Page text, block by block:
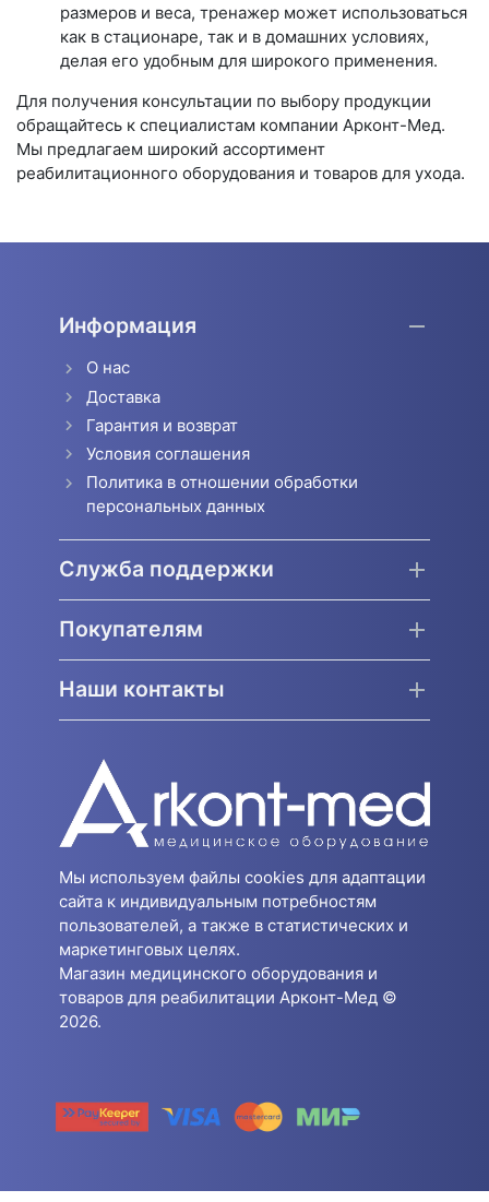
размеров и веса, тренажер может использоваться
как в стационаре, так и в домашних условиях,
делая его удобным для широкого применения.
Для получения консультации по выбору продукции
обращайтесь к специалистам компании Арконт-Мед.
Мы предлагаем широкий ассортимент
реабилитационного оборудования и товаров для ухода.
Информация
О нас
Доставка
Гарантия и возврат
Условия соглашения
Политика в отношении обработки
персональных данных
Служба поддержки
Покупателям
Наши контакты
Мы используем файлы cookies для адаптации
сайта к индивидуальным потребностям
пользователей, а также в статистических и
маркетинговых целях.
Магазин медицинского оборудования и
товаров для реабилитации Арконт-Мед ©
2026.